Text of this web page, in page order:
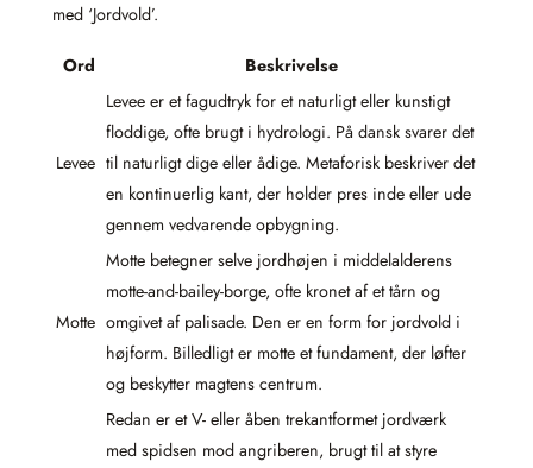
med ‘Jordvold’.
Ord Beskrivelse
Levee
Levee er et fagudtryk for et naturligt eller kunstigt
floddige, ofte brugt i hydrologi. På dansk svarer det
til naturligt dige eller ådige. Metaforisk beskriver det
en kontinuerlig kant, der holder pres inde eller ude
gennem vedvarende opbygning.
Motte
Motte betegner selve jordhøjen i middelalderens
motte-and-bailey-borge, ofte kronet af et tårn og
omgivet af palisade. Den er en form for jordvold i
højform. Billedligt er motte et fundament, der løfter
og beskytter magtens centrum.
Redan er et V- eller åben trekantformet jordværk
med spidsen mod angriberen, brugt til at styre